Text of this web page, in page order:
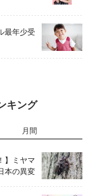
最年少受
キング
月間
】ミヤマ
本の異変